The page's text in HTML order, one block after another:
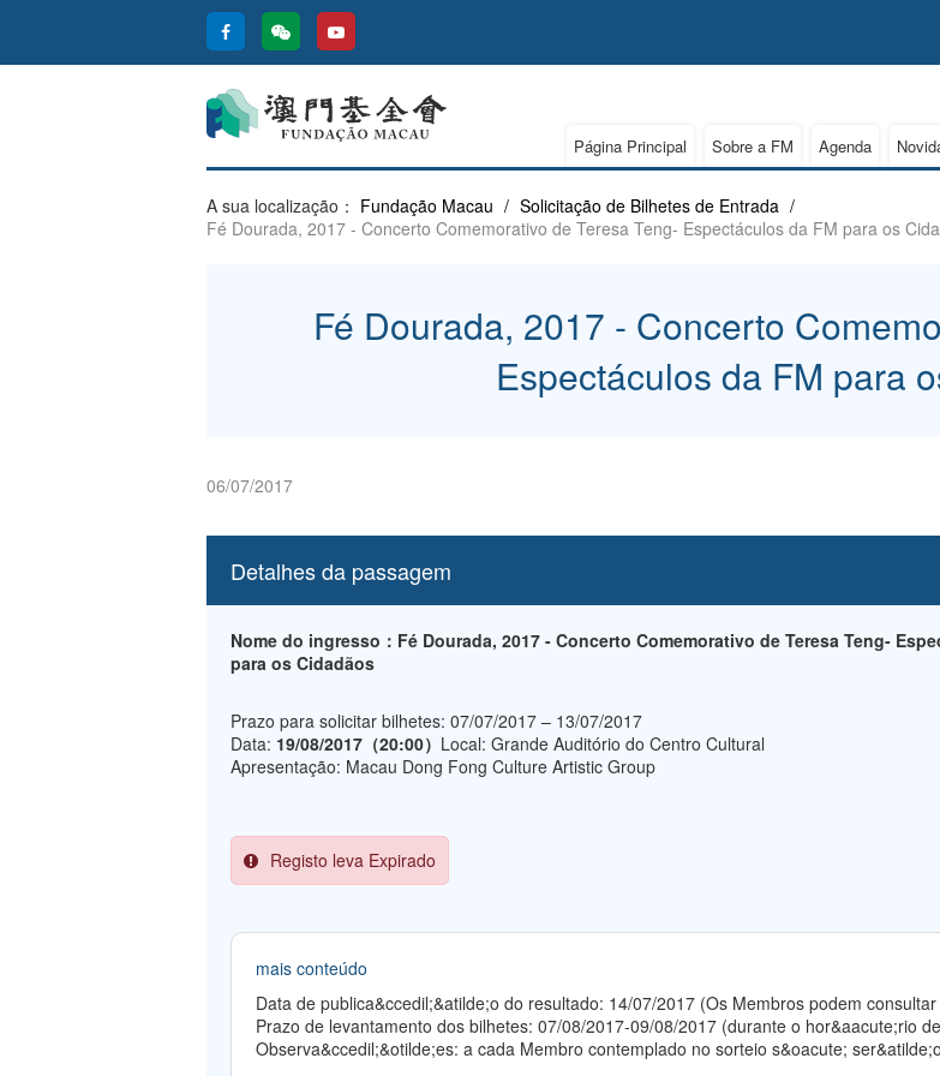
Página Principal Sobre a FM Agenda
A sua localização： Fundação Macau / Solicitação de Bilhetes de Entrada /
Fé Dourada, 2017 - Concerto Comemorativo de Teresa Teng- Espectáculos da FM para os
Fé Dourada, 2017 - Concerto
Espectáculos da FM para
06/07/2017
Detalhes da passagem
Nome do ingresso：Fé Dourada, 2017 - Concerto Comemorativo de Teresa Teng-
para os Cidadãos
Prazo para solicitar bilhetes: 07/07/2017 – 13/07/2017
Data: 19/08/2017（20:00） Local: Grande Auditório do Centro Cultural
Apresentação: Macau Dong Fong Culture Artistic Group
Registo leva Expirado
mais conteúdo
Data de publica&ccedil;&atilde;o do resultado: 14/07/2017 (Os Membros podem
Prazo de levantamento dos bilhetes: 07/08/2017-09/08/2017 (durante o hor&aacute;rio
Observa&ccedil;&otilde;es: a cada Membro contemplado no sorteio s&oacute;